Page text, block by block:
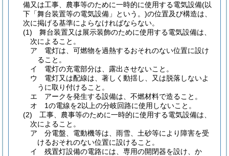
備又は工事、農事等のために一時的に使用する電気設備(以
下「舞台装置等の電気設備」という。)の位置及び構造は、
次に掲げる基準によらなければならない。
(1)
舞台装置又は展示装飾のために使用する電気設備は、
次によること。
ア
電灯は、可燃物を過熱するおそれのない位置に設け
ること。
イ
電灯の充電部分は、露出させないこと。
ウ
電灯又は配線は、著しく動揺し、又は脱落しないよ
うに取り付けること。
エ
アークを発生する設備は、不燃材料で造ること。
オ
1の電線を2以上の分岐回路に使用しないこと。
(2)
工事、農事等のために一時的に使用する電気設備は、
次によること。
ア
分電盤、電動機等は、雨雪、土砂等により障害を受
けるおそれのない位置に設けること。
イ
残置灯設備の電路には、専用の開閉器を設け、か